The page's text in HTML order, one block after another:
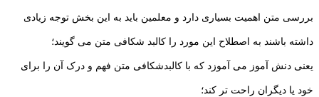
بررسی متن اهمیت بسیاری دارد و معلمین باید به این بخش توجه زیادی
داشته باشند به اصطلاح این مورد را کالبد شکافی متن می گویند؛
یعنی دنش آموز می آموزد که با کالبدشکافی متن فهم و درک آن را برای
خود یا دیگران راحت تر کند؛